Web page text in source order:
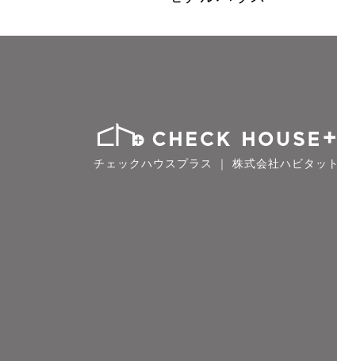
チェックハウスプラス ｜ 株式会社ハビタット